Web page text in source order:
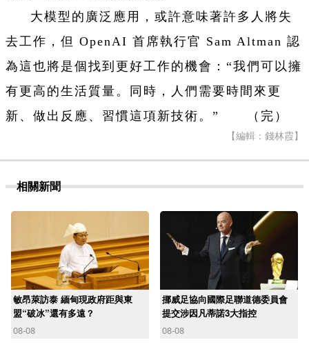
大模型的廣泛應用，或許意味著許多人將失
去工作，但 OpenAI 首席執行官 Sam Altman 認
為這也將是個找到更好工作的機會：“我們可以擁
有更高的生活質量。同時，人們需要時間來更
新、做出反應、習慣這項新技術。” （完）
【編輯：錢林霞】
相關新聞
敏昂萊訪泰 緬甸現政府距與東
盟“破冰”還有多遠？
08-08
挪威足協向國際足聯道德委員會
提交涉因凡蒂諾3大指控
08-08